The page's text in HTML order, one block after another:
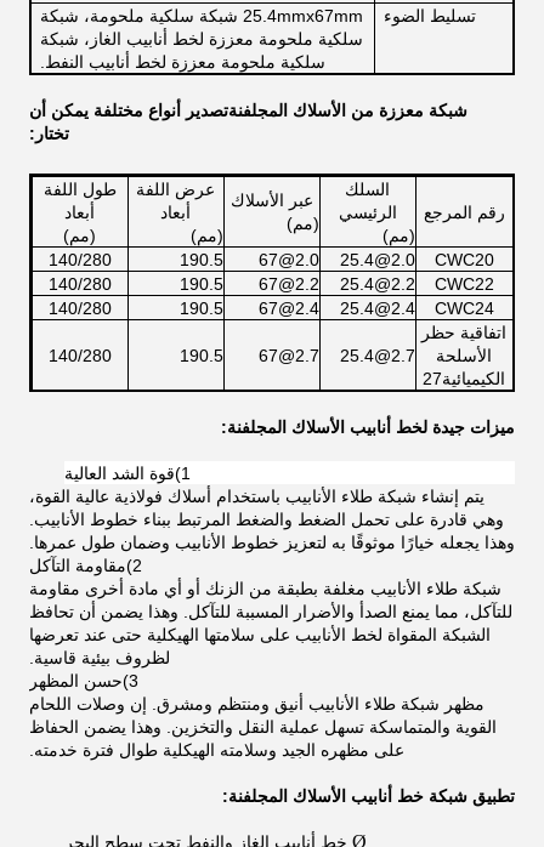
تسليط الضوء
25.4mmx67mm شبكة سلكية ملحومة، شبكة
سلكية ملحومة معززة لخط أنابيب الغاز، شبكة
سلكية ملحومة معززة لخط أنابيب النفط.
شبكة معززة من الأسلاك المجلفنةتصدير أنواع مختلفة يمكن أن
تختار:
رقم المرجع
السلك
الرئيسي
(مم)
عبر الأسلاك
(مم)
عرض اللفة
أبعاد
(مم)
طول اللفة
أبعاد
(مم)
CWC20
2.0@25.4
2.0@67
190.5
140/280
CWC22
2.2@25.4
2.2@67
190.5
140/280
CWC24
2.4@25.4
2.4@67
190.5
140/280
اتفاقية حظر
الأسلحة
الكيميائية27
2.7@25.4
2.7@67
190.5
140/280
ميزات جيدة لخط أنابيب الأسلاك المجلفنة:
1) قوة الشد العالية
يتم إنشاء شبكة طلاء الأنابيب باستخدام أسلاك فولاذية عالية القوة،
وهي قادرة على تحمل الضغط والضغط المرتبط ببناء خطوط الأنابيب.
وهذا يجعله خيارًا موثوقًا به لتعزيز خطوط الأنابيب وضمان طول عمرها.
2) مقاومة التآكل
شبكة طلاء الأنابيب مغلفة بطبقة من الزنك أو أي مادة أخرى مقاومة
للتآكل، مما يمنع الصدأ والأضرار المسببة للتآكل. وهذا يضمن أن تحافظ
الشبكة المقواة لخط الأنابيب على سلامتها الهيكلية حتى عند تعرضها
لظروف بيئية قاسية.
3) حسن المظهر
مظهر شبكة طلاء الأنابيب أنيق ومنتظم ومشرق. إن وصلات اللحام
القوية والمتماسكة تسهل عملية النقل والتخزين. وهذا يضمن الحفاظ
على مظهره الجيد وسلامته الهيكلية طوال فترة خدمته.
تطبيق شبكة خط أنابيب الأسلاك المجلفنة:
Ø خط أنابيب الغاز والنفط تحت سطح البحر